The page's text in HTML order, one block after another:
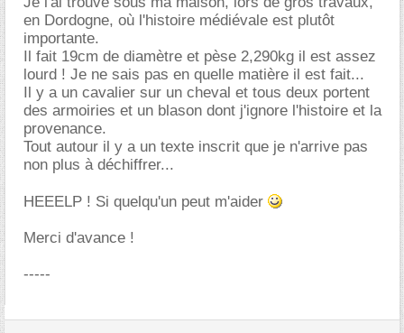
en Dordogne, où l'histoire médiévale est plutôt
importante.
Il fait 19cm de diamètre et pèse 2,290kg il est assez
lourd ! Je ne sais pas en quelle matière il est fait...
Il y a un cavalier sur un cheval et tous deux portent
des armoiries et un blason dont j'ignore l'histoire et la
provenance.
Tout autour il y a un texte inscrit que je n'arrive pas
non plus à déchiffrer...
HEEELP ! Si quelqu'un peut m'aider
Merci d'avance !
-----